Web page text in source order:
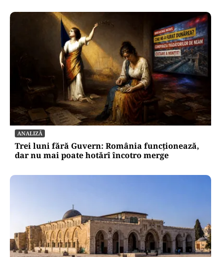
ANALIZĂ
Trei luni fără Guvern: România funcționează,
dar nu mai poate hotărî încotro merge